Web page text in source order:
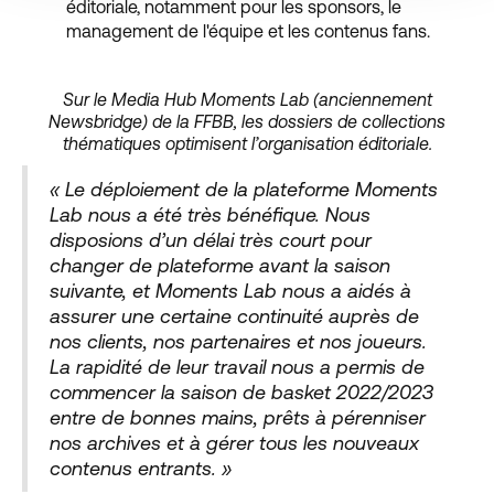
éditoriale, notamment pour les sponsors, le
management de l'équipe et les contenus fans.
Sur le Media Hub Moments Lab (anciennement
Newsbridge) de la FFBB, les dossiers de collections
thématiques optimisent l’organisation éditoriale.
« Le déploiement de la plateforme Moments
Lab nous a été très bénéfique. Nous
disposions d’un délai très court pour
changer de plateforme avant la saison
suivante, et Moments Lab nous a aidés à
assurer une certaine continuité auprès de
nos clients, nos partenaires et nos joueurs.
La rapidité de leur travail nous a permis de
commencer la saison de basket 2022/2023
entre de bonnes mains, prêts à pérenniser
nos archives et à gérer tous les nouveaux
contenus entrants. »